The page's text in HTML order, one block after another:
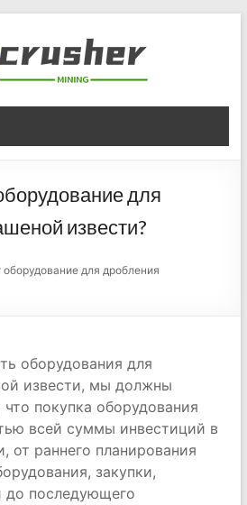
для
угля,
печного
для
извести?
для дробления
оборудования для
извести, мы должны
что покупка оборудования
всей суммы инвестиций в
от раннего планирования
закупки,
до последующего